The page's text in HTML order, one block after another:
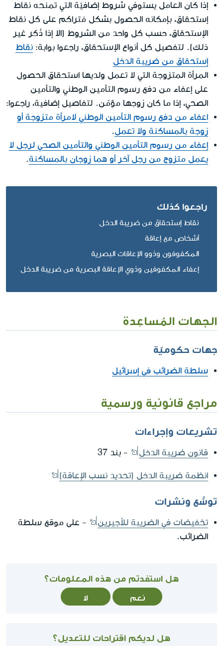
إذا كان العامل يستوفي شروط إضافيّة التي تمنحه نقاط
إستحقاق، بإمكانه الحصول بشكل مُتراكم على كل نقاط
الإستحقاق، حسب كل واحد من الشروط (الا إذا ذُكر غير
ذلك). لتفصيل كل أنواع الإستحقاق، راجعوا بوابة: نقاط
إستحقاق من ضريبة الدخل
المرأة المتزوجة التي لا تعمل ولديها استحقاق الحصول
على إعفاء من دفع رسوم التأمين الوطني والتأمين
الصحي، إذا ما كان زوجها مؤمّن. لتفاصيل إضافية، راجعوا:
اعفاء من دفع رسوم التأمين الوطني لامرأة متزوجة أو
زوجة بالمساكنة ولا تعمل.
إعفاء من رسوم التأمين الوطني والتأمين الصحي لرجل لا
يعمل متزوج من رجل آخر أو هما زوجان بالمساكنة.
راجعوا كذلك
نقاط إستحقاق من ضريبة الدخل
أشخاص مع إعاقة
المكفوفون وذوو الإعاقات البصرية
إعفاء المكفوفين وذوي الإعاقة البصرية من ضريبة الدخل
الجهات المُساعِدة
جهات حكوميّة
سلطة الضرائب في إسرائيل
مراجع قانونية ورسمية
تشريعات وإجراءات
قانون ضريبة الدخل - بند 37
انظمة ضريبة الدخل (تحديد نسب الإعاقة)
توسُّع ونشرات
تخفيضات في الضريبة للأجيرين
- على موقع سلطة
الضرائب.
هل استفدتم من هذه المعلومات؟
نعم لا
هل لديكم اقتراحات للتعديل؟